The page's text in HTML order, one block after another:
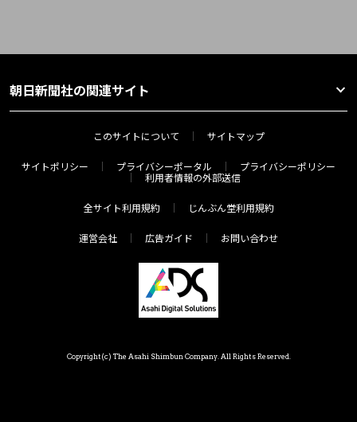
朝日新聞社の関連サイト
このサイトについて サイトマップ
サイトポリシー プライバシーポータル
プライバシーポリシー
利用者情報の外部送信
全サイト利用規約 じんぶん堂利用規約
運営会社 広告ガイド お問い合わせ
Copyright(c) The Asahi Shimbun Company. All Rights Reserved.